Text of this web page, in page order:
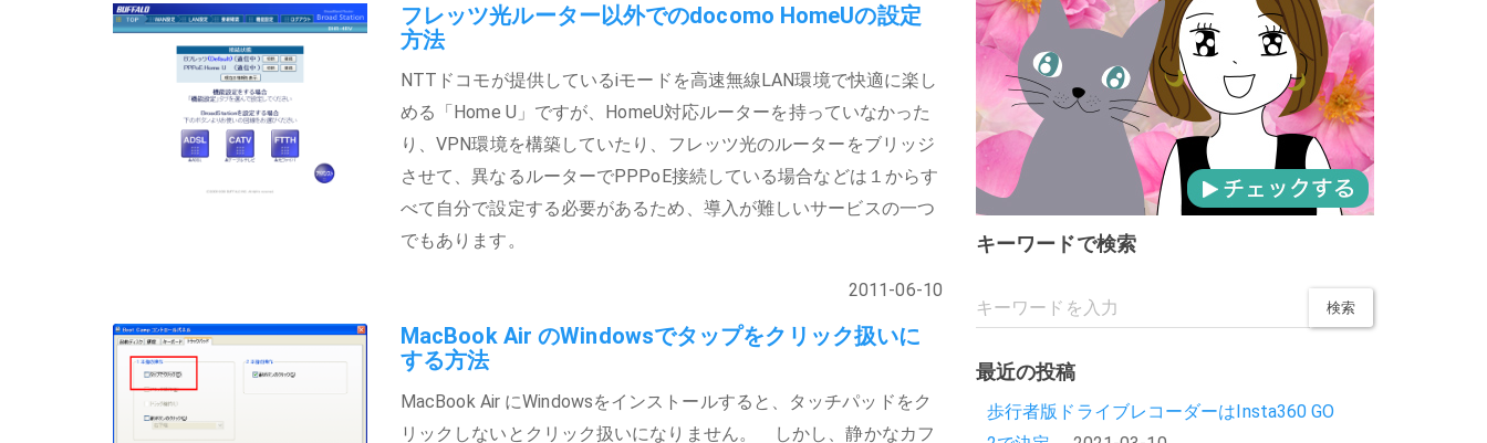
フレッツ光ルーター以外でのdocomo HomeUの設定
方法
NTTドコモが提供しているiモードを高速無線LAN環境で快適に楽し
める「Home U」ですが、HomeU対応ルーターを持っていなかった
り、VPN環境を構築していたり、フレッツ光のルーターをブリッジ
させて、異なるルーターでPPPoE接続している場合などは１からす
べて自分で設定する必要があるため、導入が難しいサービスの一つ
でもあります。
2011-06-10
MacBook Air のWindowsでタップをクリック扱いに
する方法
MacBook Air にWindowsをインストールすると、タッチパッドをク
リックしないとクリック扱いになりません。 しかし、静かなカフ
キーワードで検索
最近の投稿
歩行者版ドライブレコーダーはInsta360 GO